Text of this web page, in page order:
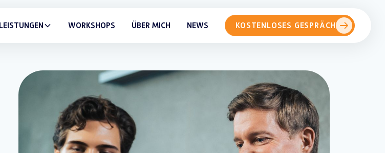
LEISTUNGEN WORKSHOPS ÜBER MICH NEWS KOSTENLOSES GESPRÄCH